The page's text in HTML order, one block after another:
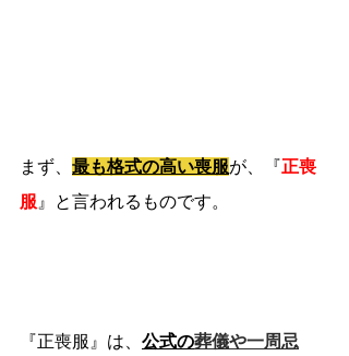
まず、 最も格式の高い喪服が、『正喪
服 』と言われるものです。
『正喪服』は、 公式の葬儀や一周忌